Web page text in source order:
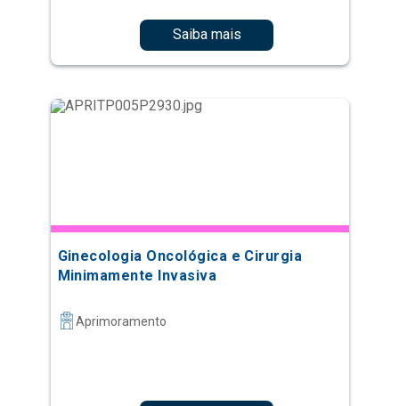
Saiba mais
Ginecologia Oncológica e Cirurgia
Minimamente Invasiva
Aprimoramento